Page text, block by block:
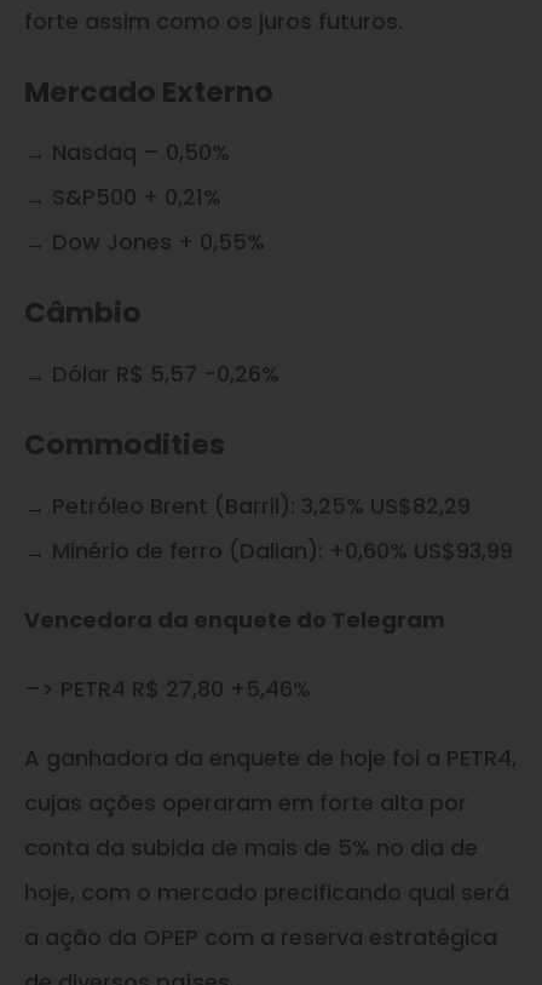
forte assim como os juros futuros.
Mercado Externo
→ Nasdaq – 0,50%
→ S&P500 + 0,21%
→ Dow Jones + 0,55%
Câmbio
→ Dólar R$ 5,57 -0,26%
Commodities
→ Petróleo Brent (Barril): 3,25% US$82,29
→ Minério de ferro (Dalian): +0,60% US$93,99
Vencedora da enquete do Telegram
–> PETR4 R$ 27,80 +5,46%
A ganhadora da enquete de hoje foi a PETR4,
cujas ações operaram em forte alta por
conta da subida de mais de 5% no dia de
hoje, com o mercado precificando qual será
a ação da OPEP com a reserva estratégica